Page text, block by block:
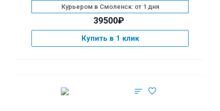
Курьером в Смоленск: от 1 дня
39500₽
Купить в 1 клик